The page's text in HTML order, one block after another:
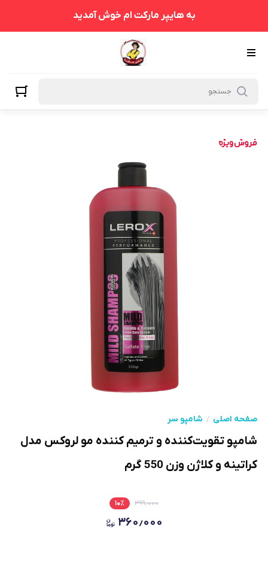
به هایپر مارکت ام خوش آمدید
صفحه اصلی شامپو سر
شامپو تقویت‌کننده و ترمیم کننده مو لروکس مدل
کراتینه و کلاژن وزن 550 گرم
۳۹۹٫۰۰۰ ۱۰٪
۳۶۰٫۰۰۰